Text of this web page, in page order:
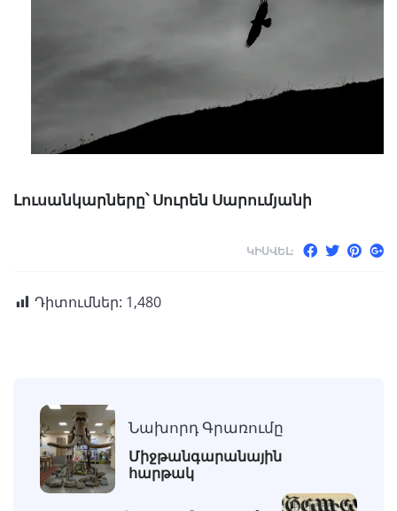
Լուսանկարները՝ Սուրեն Սարումյանի
ԿԻՍՎԵԼ:
Դիտումներ: 1,480
Նախորդ Գրառումը
Միջթանգարանային
հարթակ